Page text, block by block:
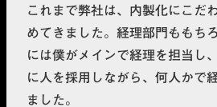
これまで弊社は、内製化にこだ
めてきました。経理部門ももち
には僕がメインで経理を担当し
に人を採用しながら、何人かで
ました。